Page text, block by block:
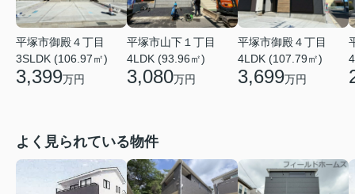
平塚市御殿４丁目
3SLDK (106.97㎡)
3,399万円
平塚市山下１丁目
4LDK (93.96㎡)
3,080万円
平塚市御殿４丁目
4LDK (107.79㎡)
3,699万円
よく見られている物件